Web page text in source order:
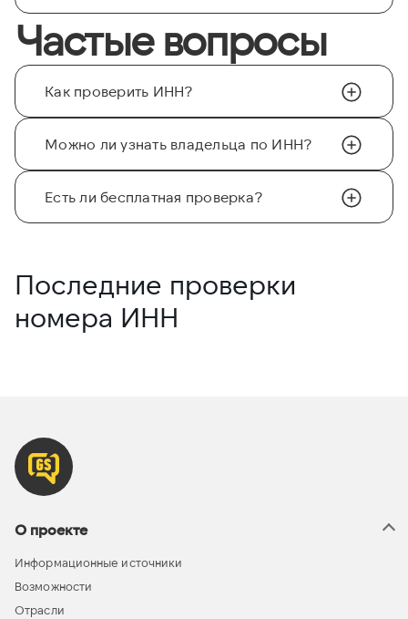
Частые вопросы
Как проверить ИНН?
Можно ли узнать владельца по ИНН?
Есть ли бесплатная проверка?
Последние проверки
номера ИНН
О проекте
Информационные источники
Возможности
Отрасли